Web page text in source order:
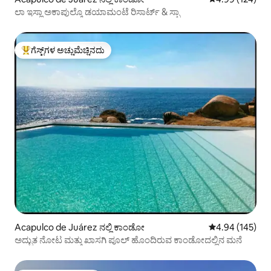
ಲಾ ಇಸ್ಲಾ ಅಕಾಪುಲ್ಕೊ ಡಯಾಮಂಟೆ ರಿಸಾರ್ಟ್ & ಸ್ಪಾ
ಗೆಸ್ಟ್‌ಗಳಿಗೆ ಅತಿ ಹೆಚ್ಚು ಅಚ್ಚುಮೆಚ್ಚಿನದು
ಗೆಸ್ಟ್‌ಗಳ ಅಚ್ಚುಮೆಚ್ಚಿನದು
Acapulco de Juárez ನಲ್ಲಿ ಕಾಂಡೋ 5 ರಲ್ಲಿ 4.94
4.94 (145)
ಅದ್ಭುತ ನೋಟ ಮತ್ತು ಖಾಸಗಿ ಪೂಲ್ ಹೊಂದಿರುವ ಕಾಂಡೋದಲ್ಲಿನ ಮನೆ